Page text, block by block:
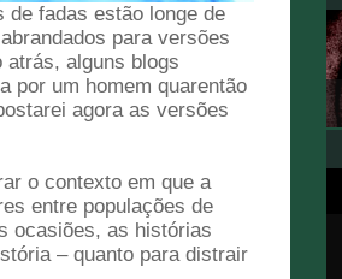
fadas estão longe de
para versões
atrás, alguns blogs
por um homem quarentão
agora as versões
o contexto em que a
entre populações de
ocasiões, as histórias
– quanto para distrair